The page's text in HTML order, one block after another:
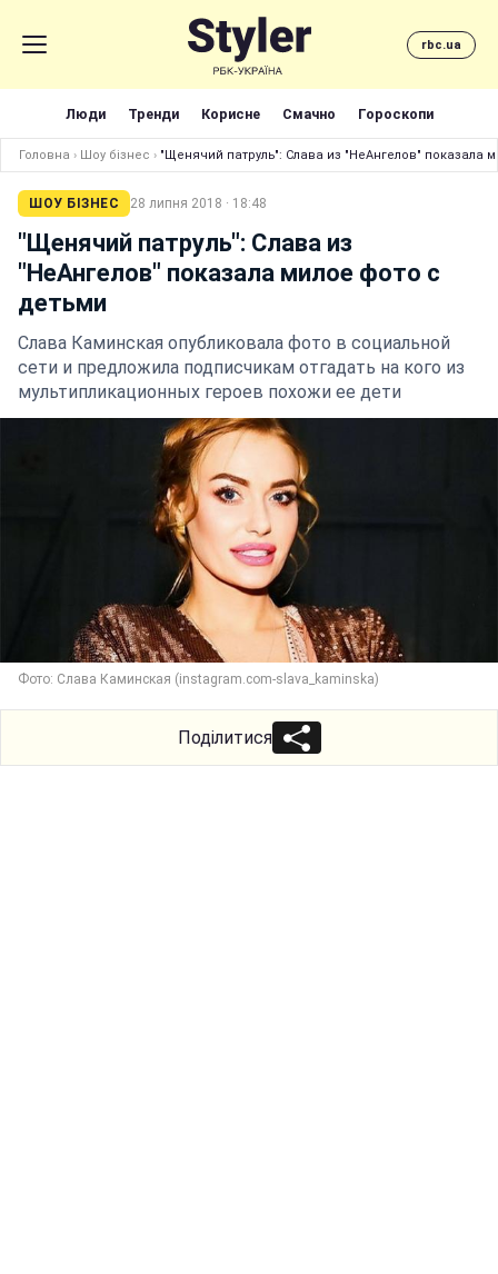
rbc.ua
Люди Тренди Корисне Смачно Гороскопи
Головна › Шоу бізнес › "Щенячий патруль": Слава из "НеАнгелов" показала
ШОУ БІЗНЕС 28 липня 2018 · 18:48
"Щенячий патруль": Слава из
"НеАнгелов" показала милое фото с
детьми
Слава Каминская опубликовала фото в социальной
сети и предложила подписчикам отгадать на кого из
мультипликационных героев похожи ее дети
Фото: Слава Каминская (instagram.com-slava_kaminska)
Поділитися